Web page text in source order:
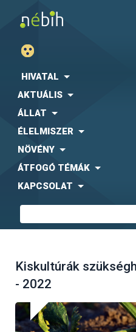
HIVATAL
AKTUÁLIS
ÁLLAT
ÉLELMISZER
NÖVÉNY
ÁTFOGÓ TÉMÁK
KAPCSOLAT
Kiskultúrák
- 2022